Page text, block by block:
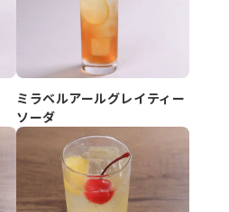
ミラベルアールグレイティー
ソーダ